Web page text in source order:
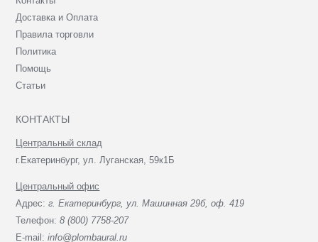
Доставка и Оплата
Правила торговли
Политика
Помощь
Статьи
КОНТАКТЫ
Центральный склад
г.Екатеринбург, ул. Луганская, 59к1Б
Центральный офис
Адрес:г. Екатеринбург, ул. Машинная 29б, оф. 419
Телефон:8 (800) 7758-207
E-mail:info@plombaural.ru